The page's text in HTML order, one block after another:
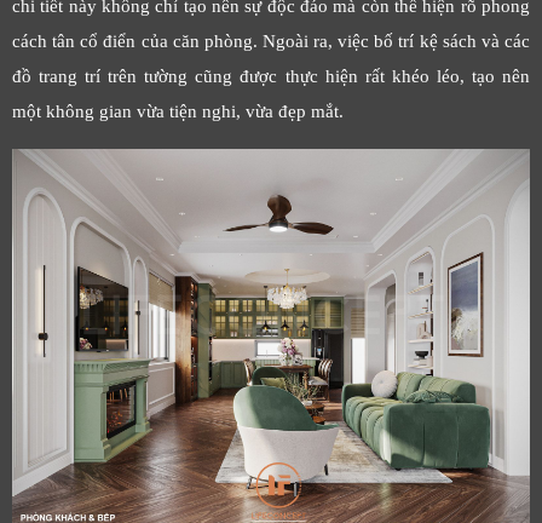
chi tiết này không chỉ tạo nên sự độc đáo mà còn thể hiện rõ phong
cách tân cổ điển của căn phòng. Ngoài ra, việc bố trí kệ sách và các
đồ trang trí trên tường cũng được thực hiện rất khéo léo, tạo nên
một không gian vừa tiện nghi, vừa đẹp mắt.